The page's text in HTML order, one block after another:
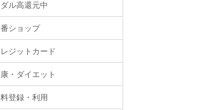
ダル高還元中
ショップ
ジットカード
・ダイエット
登録・利用